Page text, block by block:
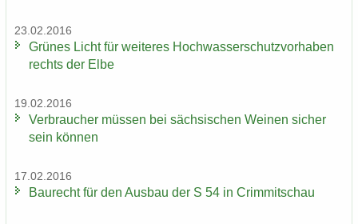
23.02.2016
Grü­nes Licht für wei­te­res Hoch­was­ser­schutz­vor­ha­ben
rechts der Elbe
19.02.2016
Ver­brau­cher müs­sen bei säch­si­schen Wei­nen si­cher
sein kön­nen
17.02.2016
Bau­recht für den Aus­bau der S 54 in Crim­mit­schau